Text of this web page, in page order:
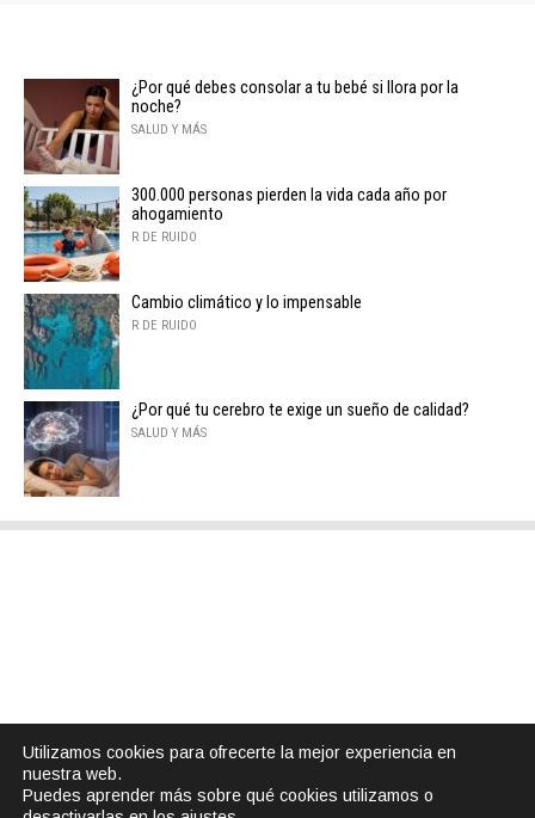
¿Por qué debes consolar a tu bebé si llora por la
noche?
SALUD Y MÁS
300.000 personas pierden la vida cada año por
ahogamiento
R DE RUIDO
Cambio climático y lo impensable
R DE RUIDO
¿Por qué tu cerebro te exige un sueño de calidad?
SALUD Y MÁS
Utilizamos cookies para ofrecerte la mejor experiencia en
nuestra web.
Puedes aprender más sobre qué cookies utilizamos o